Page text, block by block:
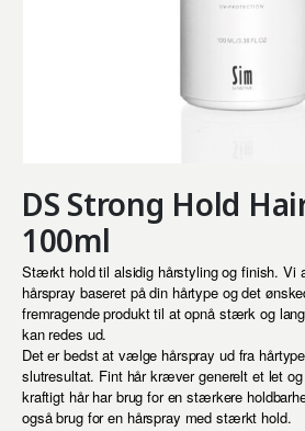
DS Strong Hold
100ml
Stærkt hold til alsidig hårstyling og finish. Vi
hårspray baseret på din hårtype og det
fremragende produkt til at opnå stærk og
kan redes ud.
Det er bedst at vælge hårspray ud fra
slutresultat. Fint hår kræver generelt et let
kraftigt hår har brug for en stærkere
også brug for en hårspray med stærkt hold.